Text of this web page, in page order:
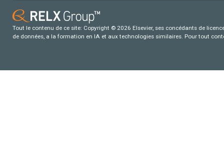
Tout le contenu de ce site: Copyright © 2026 Elsevier, ses concédants de
de données, a la formation en IA et aux technologies similaires. Pour tout